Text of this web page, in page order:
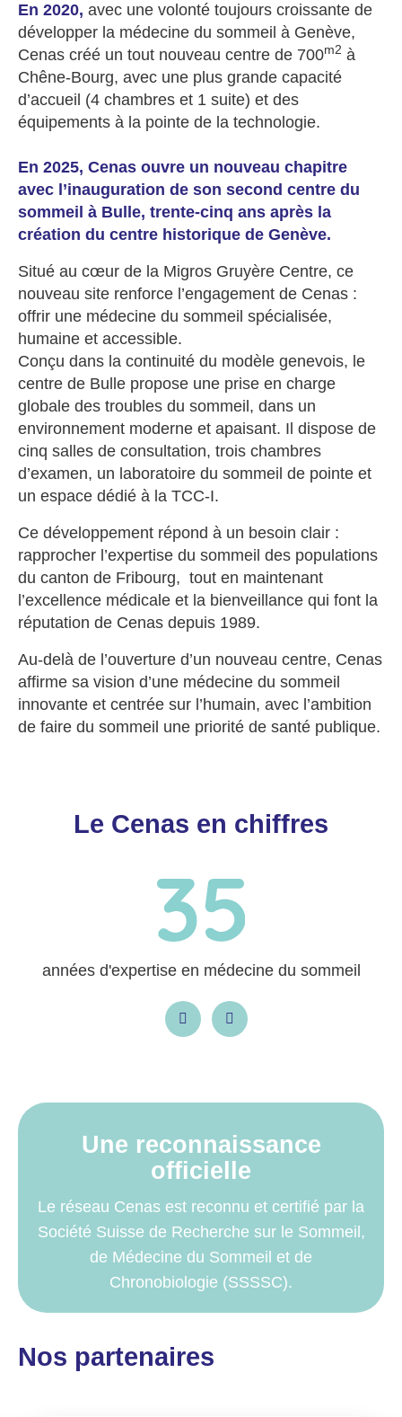
En 2020, avec une volonté toujours croissante de
développer la médecine du sommeil à Genève,
Cenas créé un tout nouveau centre de 700m2 à
Chêne-Bourg, avec une plus grande capacité
d’accueil (4 chambres et 1 suite) et des
équipements à la pointe de la technologie.
En 2025, Cenas ouvre un nouveau chapitre
avec l’inauguration de son second centre du
sommeil à Bulle, trente-cinq ans après la
création du centre historique de Genève.
Situé au cœur de la Migros Gruyère Centre, ce
nouveau site renforce l’engagement de Cenas :
offrir une médecine du sommeil spécialisée,
humaine et accessible.
Conçu dans la continuité du modèle genevois, le
centre de Bulle propose une prise en charge
globale des troubles du sommeil, dans un
environnement moderne et apaisant. Il dispose de
cinq salles de consultation, trois chambres
d’examen, un laboratoire du sommeil de pointe et
un espace dédié à la TCC-I.
Ce développement répond à un besoin clair :
rapprocher l’expertise du sommeil des populations
du canton de Fribourg, tout en maintenant
l’excellence médicale et la bienveillance qui font la
réputation de Cenas depuis 1989.
Au-delà de l’ouverture d’un nouveau centre, Cenas
affirme sa vision d’une médecine du sommeil
innovante et centrée sur l’humain, avec l’ambition
de faire du sommeil une priorité de santé publique.
Le Cenas en chiffres
années d'expertise en médecine du sommeil
Une reconnaissance
officielle
Le réseau Cenas est reconnu et certifié par la
Société Suisse de Recherche sur le Sommeil,
de Médecine du Sommeil et de
Chronobiologie (SSSSC).
Nos partenaires